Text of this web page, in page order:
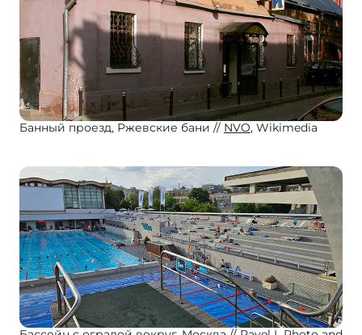
Банный проезд, Ржевские бани NVO, Wikimedia